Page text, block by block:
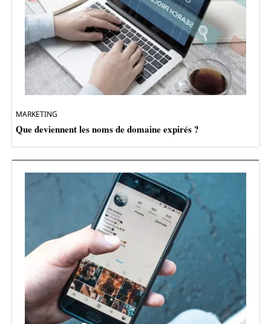
MARKETING
Que deviennent les noms de domaine expirés ?